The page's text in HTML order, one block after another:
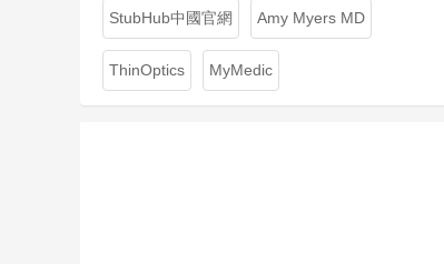
StubHub中國官網 Amy Myers MD
ThinOptics MyMedic